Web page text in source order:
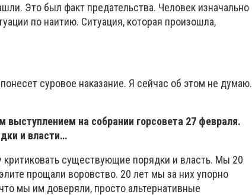
Это был факт предательства. Человек изначально
по наитию. Ситуация, которая произошла,
суровое наказание. Я сейчас об этом не думаю.
на собрании горсовета 27 февраля.
и власти…
существующие порядки и власть. Мы 20
прощали воровство. 20 лет мы за них упорно
мы им доверяли, просто альтернативные